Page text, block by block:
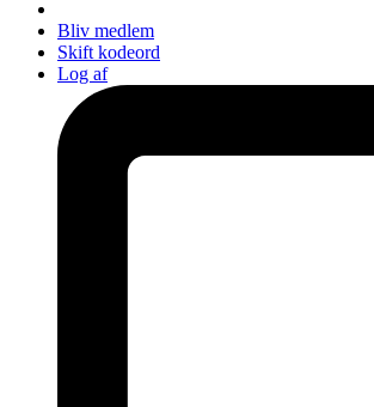
Bliv medlem
Skift kodeord
Log af